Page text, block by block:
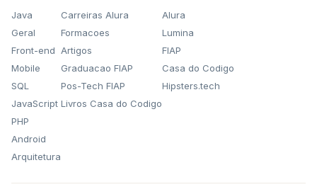
Java
Geral
Front-end
Mobile
SQL
JavaScript
PHP
Android
Arquitetura
Carreiras Alura
Formacoes
Artigos
Graduacao FIAP
Pos-Tech FIAP
Livros Casa do Codigo
Alura
Lumina
FIAP
Casa do Codigo
Hipsters.tech